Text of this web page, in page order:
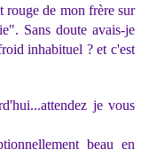
rouge de mon frère sur
Sans doute avais-je
inhabituel ? et c'est
je vous
beau en